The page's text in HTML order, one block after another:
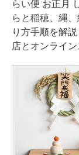
らい便 お正月
らと稲穂、縄
り方手順を解
店とオンライン